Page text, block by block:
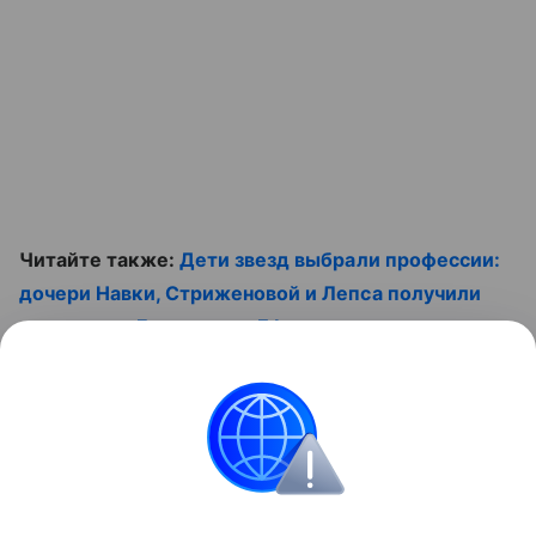
Читайте также: Дети звезд выбрали профессии:
дочери Навки, Стриженовой и Лепса получили
дипломы, а Газманова и Ефремова поступают в
Контент недоступен